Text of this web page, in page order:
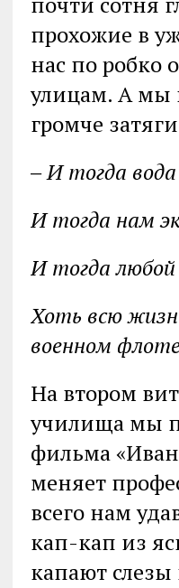
прохожие в
нас по робко
улицам. А мы
громче
‒ И тогда
И тогда нам
И тогда любой
Хоть всю
военном
На втором
училища мы
фильма
меняет
всего нам
кап-кап из
капают слезы